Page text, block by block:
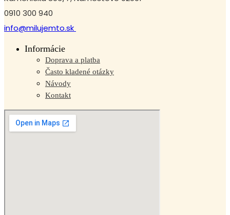
0910 300 940
info@milujemto.sk
Informácie
Doprava a platba
Často kladené otázky
Návody
Kontakt